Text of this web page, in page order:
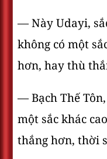
— Này Udayi,
không có một
hơn, hay thù
— Bạch Thế
một sắc khác
thắng hơn, thời